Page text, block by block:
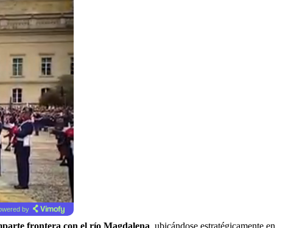
by
frontera con el río Magdalena , ubicándose estratégicamente en